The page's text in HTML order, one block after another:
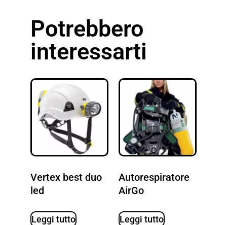
Potrebbero
interessarti
Vertex best duo
led
Leggi tutto
Autorespiratore
AirGo
Leggi tutto